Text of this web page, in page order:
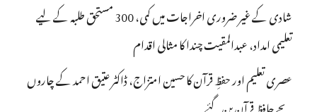
شادی کے غیر ضروری اخراجات میں کمی، 300 مستحق طلبہ کے لیے
تعلیمی امداد، عبدالمقیت چندا کا مثالی اقدام
عصری تعلیم اور حفظِ قرآن کا حسین امتزاج، ڈاکٹر عتیق احمد کے چاروں
بچے حافظِ قرآن بن گئے